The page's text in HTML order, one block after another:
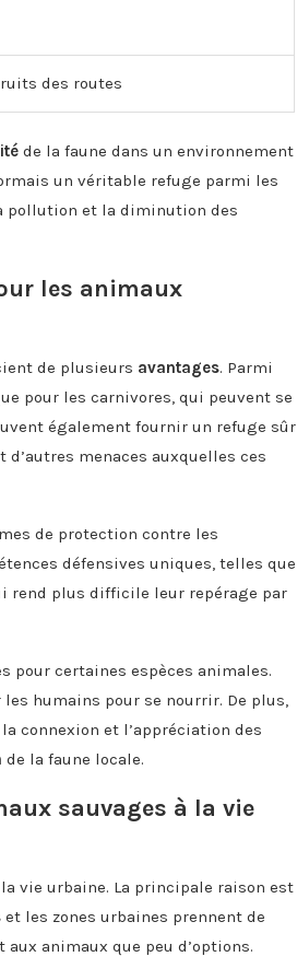
des routes
de la faune dans un environnement
un véritable refuge parmi les
pollution et la diminution des
les animaux
de plusieurs avantages. Parmi
pour les carnivores, qui peuvent se
également fournir un refuge sûr
menaces auxquelles ces
de protection contre les
défensives uniques, telles que
rend plus difficile leur repérage par
pour certaines espèces animales.
humains pour se nourrir. De plus,
connexion et l’appréciation des
de la faune locale.
sauvages à la vie
vie urbaine. La principale raison est
et les zones urbaines prennent de
animaux que peu d’options.